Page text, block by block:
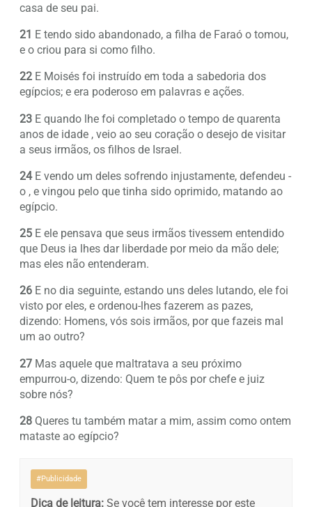
casa de seu pai.
21 E tendo sido abandonado, a filha de Faraó o tomou,
e o criou para si como filho.
22 E Moisés foi instruído em toda a sabedoria dos
egípcios; e era poderoso em palavras e ações.
23 E quando lhe foi completado o tempo de quarenta
anos de idade , veio ao seu coração o desejo de visitar
a seus irmãos, os filhos de Israel.
24E vendo um deles sofrendo injustamente, defendeu -
o , e vingou pelo que tinha sido oprimido, matando ao
egípcio.
25 E ele pensava que seus irmãos tivessem entendido
que Deus ia lhes dar liberdade por meio da mão dele;
mas eles não entenderam.
26 E no dia seguinte, estando uns deles lutando, ele foi
visto por eles, e ordenou-lhes fazerem as pazes,
dizendo: Homens, vós sois irmãos, por que fazeis mal
um ao outro?
27 Mas aquele que maltratava a seu próximo
empurrou-o, dizendo: Quem te pôs por chefe e juiz
sobre nós?
28 Queres tu também matar a mim, assim como ontem
mataste ao egípcio?
#Publicidade
Dica de leitura: Se você tem interesse por este